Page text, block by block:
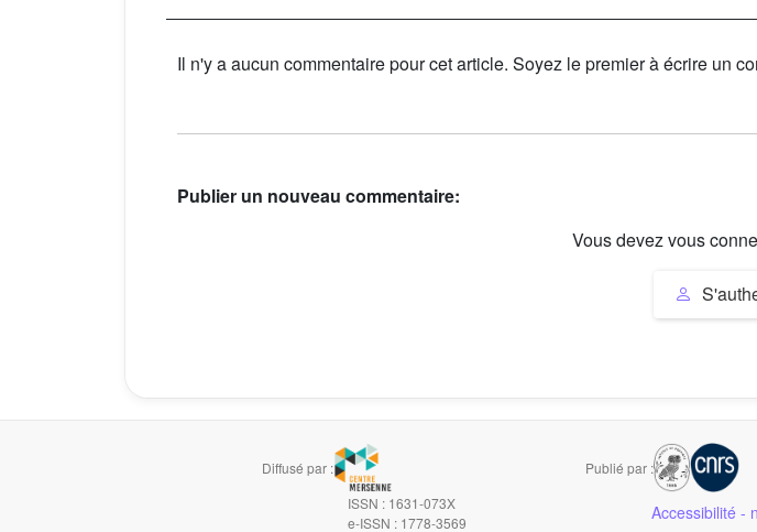
Il n'y a aucun commentaire pour cet article. Soyez le premier à écrire un
Publier un nouveau commentaire:
Vous devez vous
Diffusé par : Publié par :
ISSN : 1631-073X
e-ISSN : 1778-3569
Accessibilité -